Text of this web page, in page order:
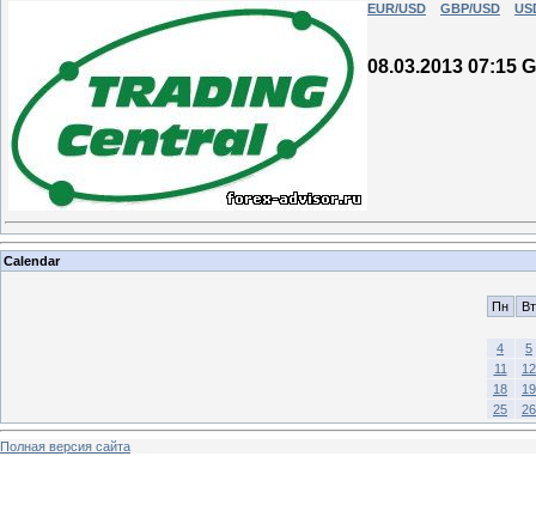
EUR/USD GBP/USD
08.03.2013 07:15
Calendar
Пн Вт
4
5
11
12
18
19
25
26
Полная версия сайта